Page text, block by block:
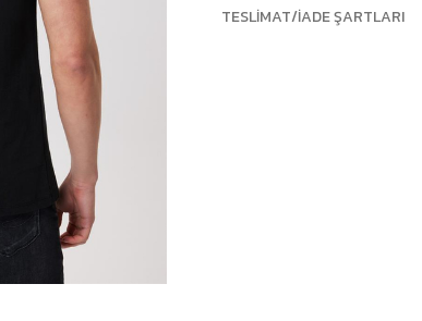
TESLIMAT/İADE ŞARTLARI